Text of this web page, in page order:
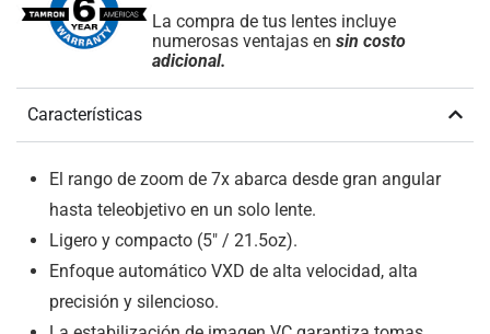
La compra de tus lentes incluye
numerosas ventajas ensin costo
adicional.
Características
El rango de zoom de 7x abarca desde gran angular
hasta teleobjetivo en un solo lente.
Ligero y compacto (5″ / 21.5oz).
Enfoque automático VXD de alta velocidad, alta
precisión y silencioso.